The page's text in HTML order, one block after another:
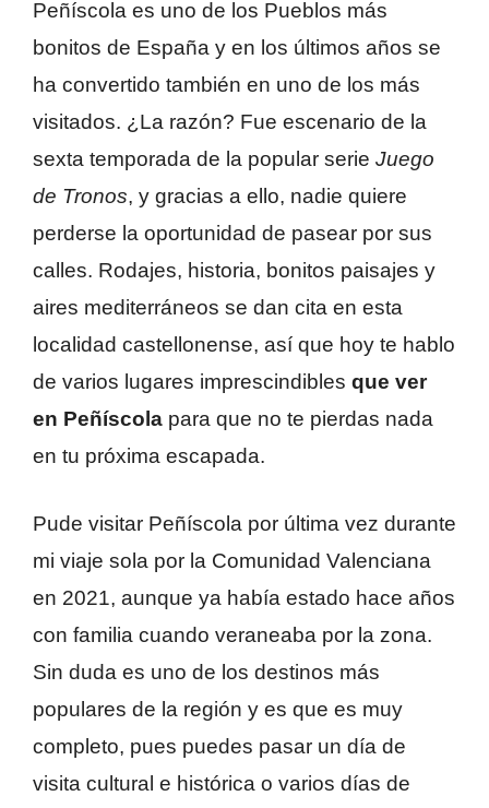
Peñíscola es uno de los Pueblos más
bonitos de España y en los últimos años se
ha convertido también en uno de los más
visitados. ¿La razón? Fue escenario de la
sexta temporada de la popular serie Juego
de Tronos, y gracias a ello, nadie quiere
perderse la oportunidad de pasear por sus
calles. Rodajes, historia, bonitos paisajes y
aires mediterráneos se dan cita en esta
localidad castellonense, así que hoy te hablo
de varios lugares imprescindibles que ver
en Peñíscola para que no te pierdas nada
en tu próxima escapada.
Pude visitar Peñíscola por última vez durante
mi viaje sola por la Comunidad Valenciana
en 2021, aunque ya había estado hace años
con familia cuando veraneaba por la zona.
Sin duda es uno de los destinos más
populares de la región y es que es muy
completo, pues puedes pasar un día de
visita cultural e histórica o varios días de